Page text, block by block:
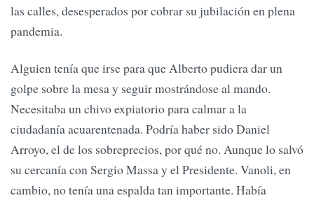
las calles, desesperados por cobrar su jubilación en plena
pandemia.
Alguien tenía que irse para que Alberto pudiera dar un
golpe sobre la mesa y seguir mostrándose al mando.
Necesitaba un chivo expiatorio para calmar a la
ciudadanía acuarentenada. Podría haber sido Daniel
Arroyo, el de los sobreprecios, por qué no. Aunque lo salvó
su cercanía con Sergio Massa y el Presidente. Vanoli, en
cambio, no tenía una espalda tan importante. Había